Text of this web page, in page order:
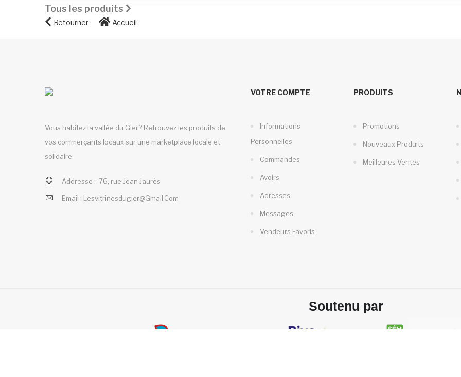
Tous les produits
Retourner Accueil
Vous habitez la vallée du Gier? Retrouvez les produits de
vos commerçants locaux sur une marketplace locale et
solidaire.
Addresse : 76, rue Jean Jaurès
Email : Lesvitrinesdugier@gmail.com
VOTRE COMPTE
Informations
Personnelles
Commandes
Avoirs
Adresses
Messages
Vendeurs Favoris
PRODUITS
Promotions
Nouveaux Produits
Meilleures Ventes
Soutenu par